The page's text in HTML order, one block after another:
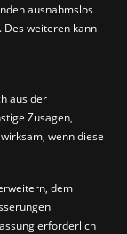
ausnahmslos
Des weiteren kann
aus der
Zusagen,
wenn diese
dem
erforderlich